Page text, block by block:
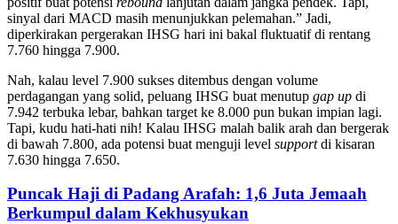
sinyal dari MACD masih menunjukkan pelemahan.” Jadi,
diperkirakan pergerakan IHSG hari ini bakal fluktuatif di rentang
7.760 hingga 7.900.
Nah, kalau level 7.900 sukses ditembus dengan volume
perdagangan yang solid, peluang IHSG buat menutup gap up di
7.942 terbuka lebar, bahkan target ke 8.000 pun bukan impian lagi.
Tapi, kudu hati-hati nih! Kalau IHSG malah balik arah dan bergerak
di bawah 7.800, ada potensi buat menguji level supportdi kisaran
7.630 hingga 7.650.
Puncak Haji di Padang Arafah: 1,6 Juta Jemaah
Berkumpul dalam Kekhusyukan